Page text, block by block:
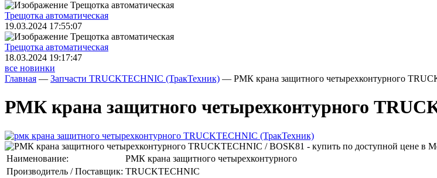
Трещoтка автоматическая
19.03.2024 17:55:07
Трещoтка автоматическая
18.03.2024 19:17:47
все новинки
Главная — Запчасти TRUCKTECHNIC (ТракТехник) — РМК крана защитного четырехконтурного
РМК крана защитного четырехконтурного
Наименование:
РМК крана защитного четырехконтурного
Производитель / Поставщик: TRUCKTECHNIC